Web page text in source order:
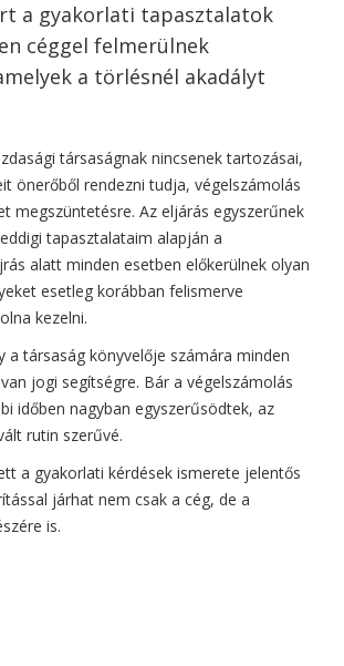
a gyakorlati tapasztalatok
céggel felmerülnek
a törlésnél akadályt
társaságnak nincsenek tartozásai,
önerőből rendezni tudja, végelszámolás
megszüntetésre. Az eljárás egyszerűnek
tapasztalataim alapján a
alatt minden esetben előkerülnek olyan
esetleg korábban felismerve
kezelni.
a társaság könyvelője számára minden
jogi segítségre. Bár a végelszámolás
időben nagyban egyszerűsödtek, az
rutin szerűvé.
a gyakorlati kérdések ismerete jelentős
járhat nem csak a cég, de a
is.